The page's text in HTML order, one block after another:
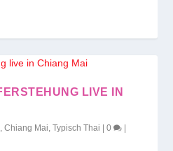
LIVE IN
,Chiang Mai,Typisch Thai |0